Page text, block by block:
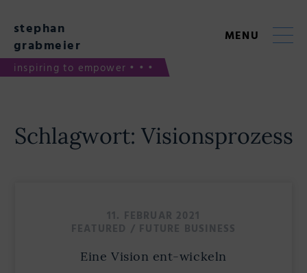
content
stephan
grabmeier
inspiring to empower • • •
MENU
Schlagwort: Visionsprozess
11. FEBRUAR 2021
FEATURED / FUTURE BUSINESS
Eine Vision ent-wickeln